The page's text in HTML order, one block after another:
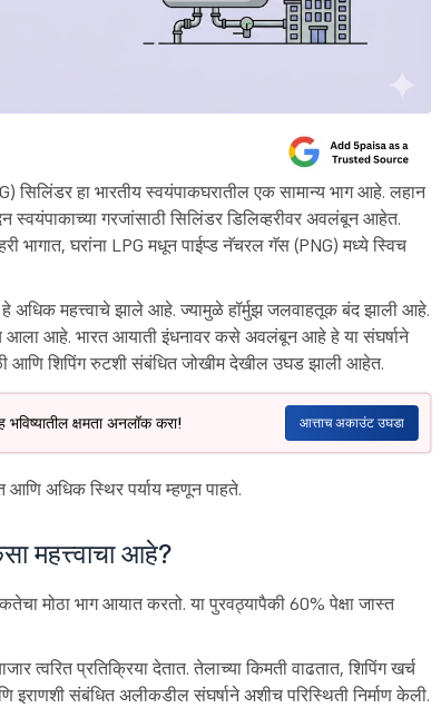
सिलिंडर हा भारतीय स्वयंपाकघरातील एक सामान्य भाग आहे. लहान
स्वयंपाकाच्या गरजांसाठी सिलिंडर डिलिव्हरीवर अवलंबून आहेत.
घरांना LPG मधून पाईप्ड नॅचरल गॅस (PNG) मध्ये स्विच
हे अधिक महत्त्वाचे झाले आहे. ज्यामुळे हॉर्मुझ जलवाहतूक बंद झाली आहे.
आला आहे. भारत आयाती इंधनावर कसे अवलंबून आहे हे या संघर्षाने
शिपिंग रुटशी संबंधित जोखीम देखील उघड झाली आहेत.
क्षमता अनलॉक करा! आत्ताच अकाउंट उघडा
आणि अधिक स्थिर पर्याय म्हणून पाहते.
महत्त्वाचा आहे?
मोठा भाग आयात करतो. या पुरवठ्यापैकी 60% पेक्षा जास्त
त्वरित प्रतिक्रिया देतात. तेलाच्या किमती वाढतात, शिपिंग खर्च
इराणशी संबंधित अलीकडील संघर्षाने अशीच परिस्थिती निर्माण केली.